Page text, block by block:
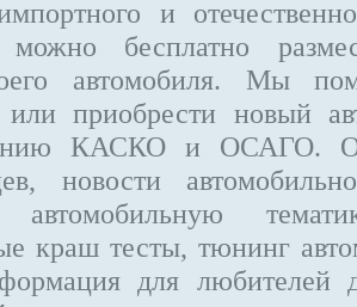
и
можно бесплатно
автомобиля. Мы
или приобрести новый
КАСКО и ОСАГО.
новости
краш тесты, тюнинг
для любителей